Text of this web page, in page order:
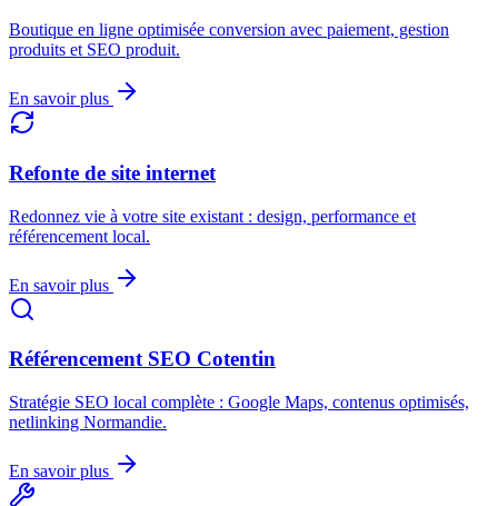
Boutique en ligne optimisée conversion avec paiement, gestion
produits et SEO produit.
En savoir plus
Refonte de site internet
Redonnez vie à votre site existant : design, performance et
référencement local.
En savoir plus
Référencement SEO Cotentin
Stratégie SEO local complète : Google Maps, contenus optimisés,
netlinking Normandie.
En savoir plus